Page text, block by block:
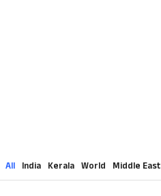
All India Kerala World Middle East